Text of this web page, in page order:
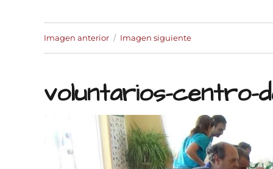
Imagen anterior Imagen siguiente
voluntarios-centro-